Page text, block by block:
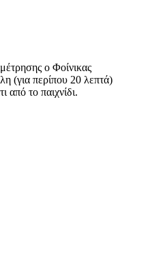
ο Φοίνικας
(για περίπου 20 λεπτά)
από το παιχνίδι.